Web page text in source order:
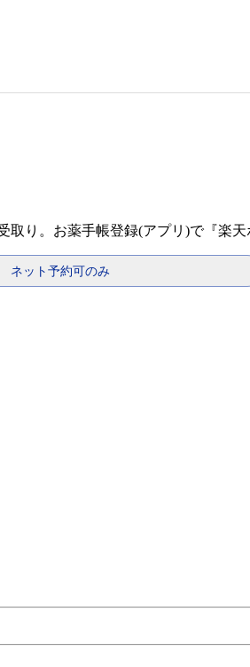
り。お薬手帳登録(アプリ)で『楽天
ネット予約可のみ